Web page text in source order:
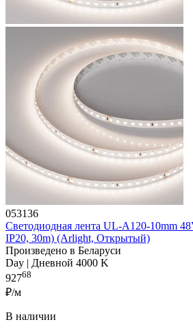
053136
Светодиодная лента UL-A120-10mm
IP20, 30m) (Arlight, Открытый)
Произведено в Беларуси
Day | Дневной 4000 K
92768
₽/м
В наличии